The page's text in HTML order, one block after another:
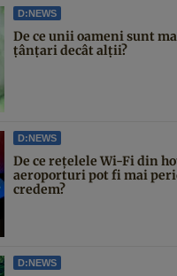
D:NEWS
De ce unii oameni sunt
țânțari decât alții?
D:NEWS
De ce rețelele Wi-Fi din
aeroporturi pot fi mai
credem?
D:NEWS